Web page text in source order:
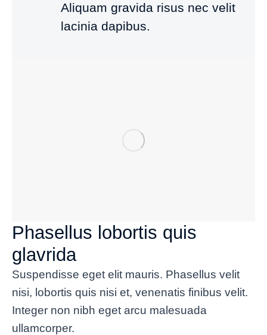
Aliquam gravida risus nec velit
lacinia dapibus.
Phasellus lobortis quis
glavrida
Suspendisse eget elit mauris. Phasellus velit
nisi, lobortis quis nisi et, venenatis finibus velit.
Integer non nibh eget arcu malesuada
ullamcorper.